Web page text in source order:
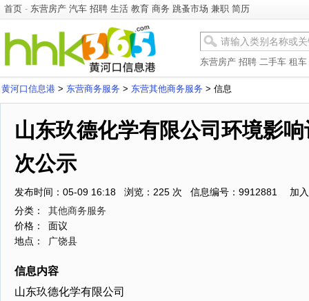
首页 - 东营房产 汽车 招聘 生活 教育 商务 跳蚤市场 兼职 简历
东营房产 招聘 二手车 租车
黄河口信息港 > 东营商务服务 > 东营其他商务服务 > 信息
山东玖德化学有限公司环境影
次公示
发布时间：05-09 16:18 浏览：225 次 信息编号：9912881
加
分类：
其他商务服务
价格：
面议
地点：
广饶县
信息内容
山东玖德化学有限公司